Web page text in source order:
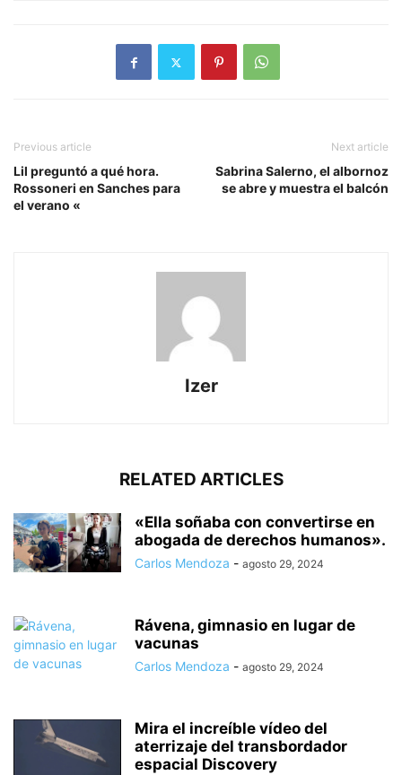
Previous article
Lil preguntó a qué hora.
Rossoneri en Sanches para
el verano «
Next article
Sabrina Salerno, el albornoz
se abre y muestra el balcón
Izer
RELATED ARTICLES
«Ella soñaba con convertirse en
abogada de derechos humanos».
Carlos Mendoza - agosto 29, 2024
Rávena, gimnasio en lugar de
vacunas
Carlos Mendoza - agosto 29, 2024
Mira el increíble vídeo del
aterrizaje del transbordador
espacial Discovery